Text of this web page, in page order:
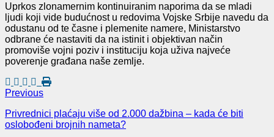
Uprkos zlonamernim kontinuiranim naporima da se mladi
ljudi koji vide budućnost u redovima Vojske Srbije navedu da
odustanu od te časne i plemenite namere, Ministarstvo
odbrane će nastaviti da na istinit i objektivan način
promoviše vojni poziv i instituciju koja uživa najveće
poverenje građana naše zemlje.
Previous
Privrednici plaćaju više od 2.000 dažbina – kada će biti
oslobođeni brojnih nameta?